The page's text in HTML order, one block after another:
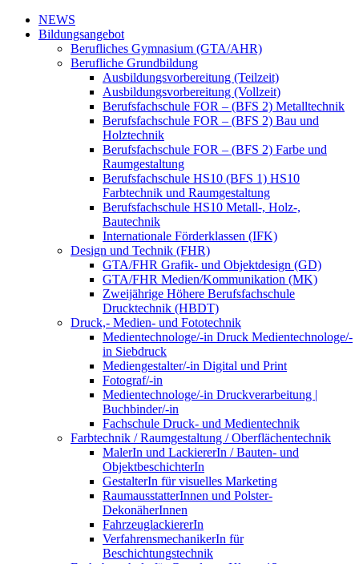
NEWS
Bildungsangebot
Berufliches Gymnasium (GTA/AHR)
Berufliche Grundbildung
Ausbildungsvorbereitung (Teilzeit)
Ausbildungsvorbereitung (Vollzeit)
Berufsfachschule FOR – (BFS 2) Metalltechnik
Berufsfachschule FOR – (BFS 2) Bau und
Holztechnik
Berufsfachschule FOR – (BFS 2) Farbe und
Raumgestaltung
Berufsfachschule HS10 (BFS 1) HS10
Farbtechnik und Raumgestaltung
Berufsfachschule HS10 Metall-, Holz-,
Bautechnik
Internationale Förderklassen (IFK)
Design und Technik (FHR)
GTA/FHR Grafik- und Objektdesign (GD)
GTA/FHR Medien/Kommunikation (MK)
Zweijährige Höhere Berufsfachschule
Drucktechnik (HBDT)
Druck,- Medien- und Fototechnik
Medientechnologe/-in Druck Medientechnologe/-
in Siebdruck
Mediengestalter/-in Digital und Print
Fotograf/-in
Medientechnologe/-in Druckverarbeitung |
Buchbinder/-in
Fachschule Druck- und Medientechnik
Farbtechnik / Raumgestaltung / Oberflächentechnik
MalerIn und LackiererIn / Bauten- und
ObjektbeschichterIn
GestalterIn für visuelles Marketing
RaumausstatterInnen und Polster-
DekonäherInnen
FahrzeuglackiererIn
VerfahrensmechanikerIn für
Beschichtungstechnik